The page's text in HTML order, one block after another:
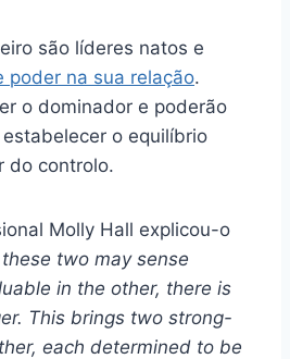
são líderes natos e
poder na sua relação.
o dominador e poderão
o equilíbrio
do controlo.
Molly Hall explicou-o
these two may sense
in the other, there is
This brings two strong-
each determined to be